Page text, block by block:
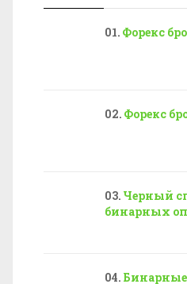
Форекс
Форекс
Черный
бинарных